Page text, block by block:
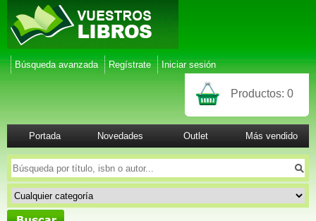
Búsqueda avanzada Regístrate Iniciar sesión
Productos: 0
Portada Novedades Outlet Más vendido